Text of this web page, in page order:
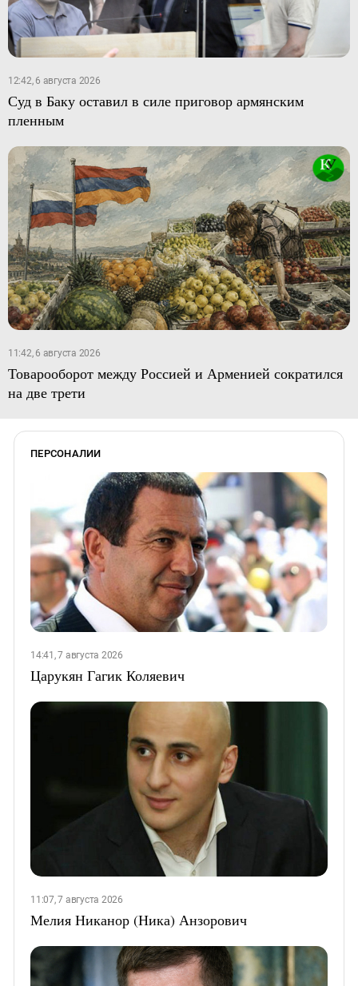
12:42, 6 августа 2026
Суд в Баку оставил в силе приговор армянским
пленным
11:42, 6 августа 2026
Товарооборот между Россией и Арменией сократился
на две трети
ПЕРСОНАЛИИ
14:41, 7 августа 2026
Царукян Гагик Коляевич
11:07, 7 августа 2026
Мелия Никанор (Ника) Анзорович